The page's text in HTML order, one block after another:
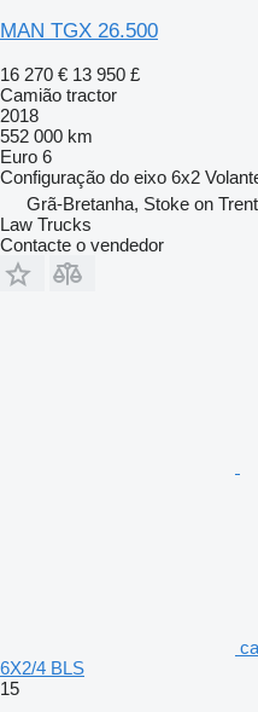
MAN TGX 26.500
16 270 € 13 950 £
Camião tractor
2018
552 000 km
Euro 6
Configuração do eixo 6x2
Grã-Bretanha, Stoke on Trent
Law Trucks
Contacte o vendedor
6X2/4 BLS
15